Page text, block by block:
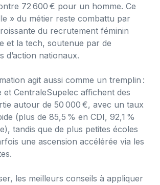
72 600 € pour un homme. Ce
» du métier reste combattu par
du recrutement féminin
et la tech, soutenue par de
d’action nationaux.
agit aussi comme un tremplin :
et CentraleSupelec affichent des
autour de 50 000 €, avec un taux
(plus de 85,5 % en CDI, 92,1 %
tandis que de plus petites écoles
une ascension accélérée via les
les meilleurs conseils à appliquer